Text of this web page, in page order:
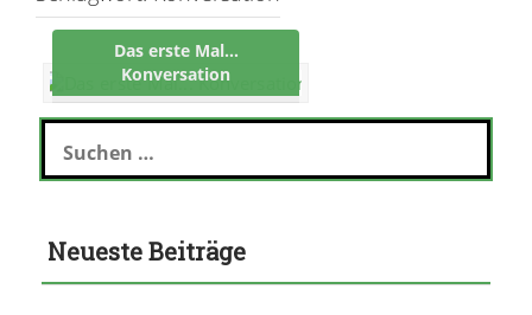
Das erste Mal…
Konversation
S
c
nNeueste Beiträge